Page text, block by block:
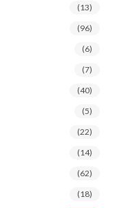
(13)
(96)
(6)
(7)
(40)
(5)
(22)
(14)
(62)
(18)